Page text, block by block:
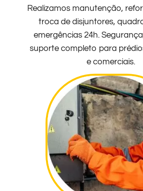
Realizamos manutenção,
troca de disjuntores,
emergências 24h.
suporte completo para
e comerciais.